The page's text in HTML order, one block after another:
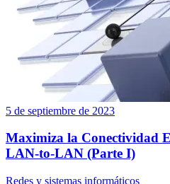
5 de septiembre de 2023
Maximiza la Conectividad
LAN-to-LAN (Parte I)
Redes y sistemas informáticos